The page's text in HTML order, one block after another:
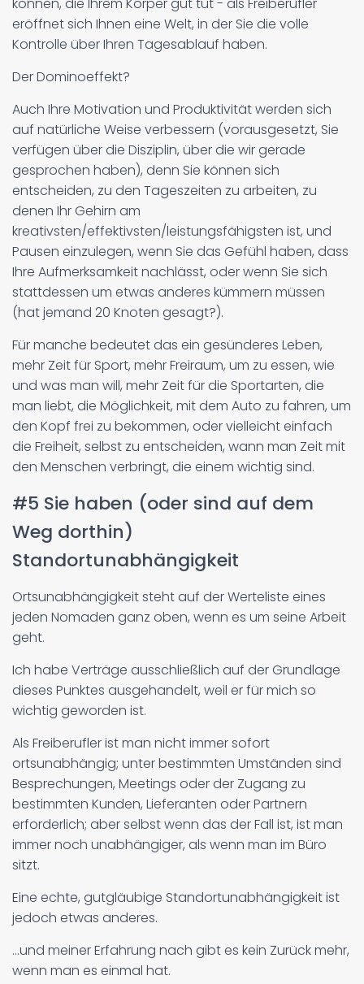
eröffnet sich Ihnen eine Welt, in der Sie die volle
Kontrolle über Ihren Tagesablauf haben.
Der Dominoeffekt?
Auch Ihre Motivation und Produktivität werden sich
auf natürliche Weise verbessern (vorausgesetzt, Sie
verfügen über die Disziplin, über die wir gerade
gesprochen haben), denn Sie können sich
entscheiden, zu den Tageszeiten zu arbeiten, zu
denen Ihr Gehirn am
kreativsten/effektivsten/leistungsfähigsten ist, und
Pausen einzulegen, wenn Sie das Gefühl haben, dass
Ihre Aufmerksamkeit nachlässt, oder wenn Sie sich
stattdessen um etwas anderes kümmern müssen
(hat jemand 20 Knoten gesagt?).
Für manche bedeutet das ein gesünderes Leben,
mehr Zeit für Sport, mehr Freiraum, um zu essen, wie
und was man will, mehr Zeit für die Sportarten, die
man liebt, die Möglichkeit, mit dem Auto zu fahren, um
den Kopf frei zu bekommen, oder vielleicht einfach
die Freiheit, selbst zu entscheiden, wann man Zeit mit
den Menschen verbringt, die einem wichtig sind.
#5 Sie haben (oder sind auf dem
Weg dorthin)
Standortunabhängigkeit
Ortsunabhängigkeit steht auf der Werteliste eines
jeden Nomaden ganz oben, wenn es um seine Arbeit
geht.
Ich habe Verträge ausschließlich auf der Grundlage
dieses Punktes ausgehandelt, weil er für mich so
wichtig geworden ist.
Als Freiberufler ist man nicht immer sofort
ortsunabhängig; unter bestimmten Umständen sind
Besprechungen, Meetings oder der Zugang zu
bestimmten Kunden, Lieferanten oder Partnern
erforderlich; aber selbst wenn das der Fall ist, ist man
immer noch unabhängiger, als wenn man im Büro
sitzt.
Eine echte, gutgläubige Standortunabhängigkeit ist
jedoch etwas anderes.
...und meiner Erfahrung nach gibt es kein Zurück mehr,
wenn man es einmal hat.